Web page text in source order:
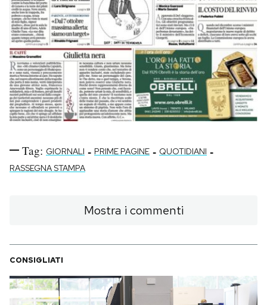
Tag: GIORNALI - PRIME PAGINE - QUOTIDIANI -
RASSEGNA STAMPA
Mostra i commenti
CONSIGLIATI